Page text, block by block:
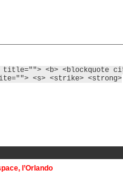
<b> <blockquote
<s> <strike> <strong>
l’Orlando